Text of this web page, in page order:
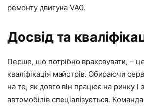
ремонту двигуна VAG.
Досвід та
Перше, що потрібно враховувати, – це
кваліфікація майстрів. Обираючи
на те, як довго він працює на ринку
автомобілів спеціалізується.